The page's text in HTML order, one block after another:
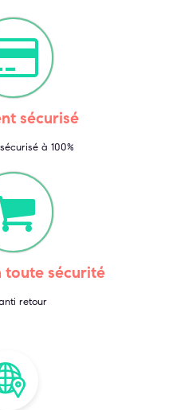
sécurisé
à 100%
toute sécurité
retour